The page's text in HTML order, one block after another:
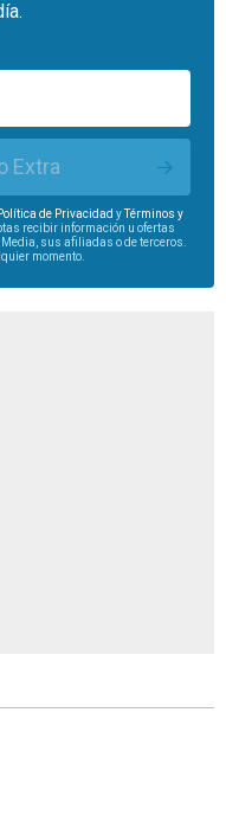
Extra
Política de Privacidad yTérminos y
recibir información u ofertas
sus afiliadas o de terceros.
momento.